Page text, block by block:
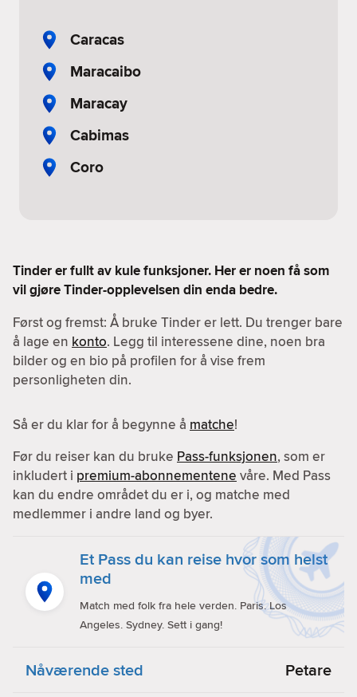
Caracas
Maracaibo
Maracay
Cabimas
Coro
Tinder er fullt av kule funksjoner. Her er noen få som
vil gjøre Tinder-opplevelsen din enda bedre.
Først og fremst: Å bruke Tinder er lett. Du trenger bare
å lage en konto. Legg til interessene dine, noen bra
bilder og en bio på profilen for å vise frem
personligheten din.
Så er du klar for å begynne å matche!
Før du reiser kan du bruke Pass-funksjonen, som er
inkludert i premium-abonnementene våre. Med Pass
kan du endre området du er i, og matche med
medlemmer i andre land og byer.
Et Pass du kan reise hvor som helst
med
Match med folk fra hele verden. Paris. Los
Angeles. Sydney. Sett i gang!
Nåværende sted Petare